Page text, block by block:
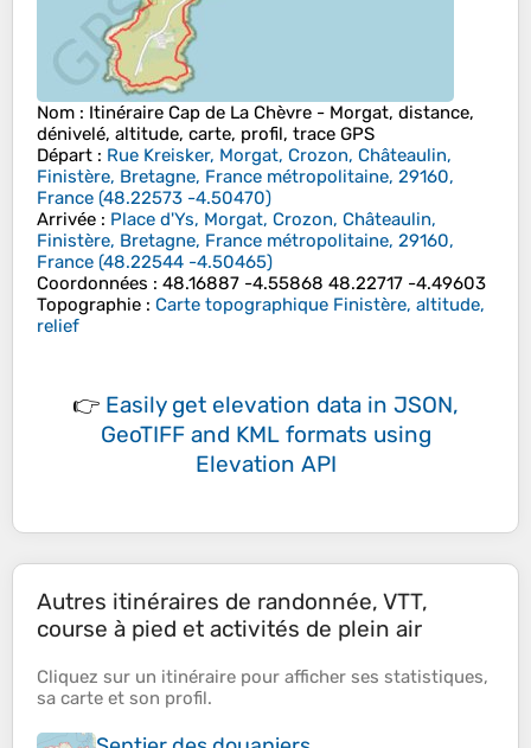
Nom : Itinéraire Cap de La Chèvre - Morgat, distance,
dénivelé, altitude, carte, profil, trace GPS
Départ : Rue Kreisker, Morgat, Crozon, Châteaulin,
Finistère, Bretagne, France métropolitaine, 29160,
France (48.22573 -4.50470)
Arrivée : Place d'Ys, Morgat, Crozon, Châteaulin,
Finistère, Bretagne, France métropolitaine, 29160,
France (48.22544 -4.50465)
Coordonnées : 48.16887 -4.55868 48.22717 -4.49603
Topographie : Carte topographique Finistère, altitude,
relief
👉 Easily get elevation data in JSON,
GeoTIFF and KML formats using
Elevation API
Autres itinéraires de randonnée, VTT,
course à pied et activités de plein air
Cliquez sur un itinéraire pour afficher ses statistiques,
sa carte et son profil.